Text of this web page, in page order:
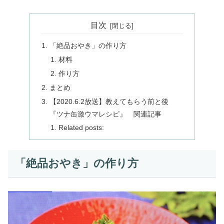
目次
「絶品おやき」の作り方
材料
作り方
まとめ
【2020.6.2放送】教えてもらう前と後
『ツナ缶激ウマレシピ』 関連記事
Related posts:
「絶品おやき」の作り方